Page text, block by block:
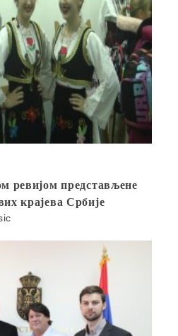
ревијом представљене
крајева Србије